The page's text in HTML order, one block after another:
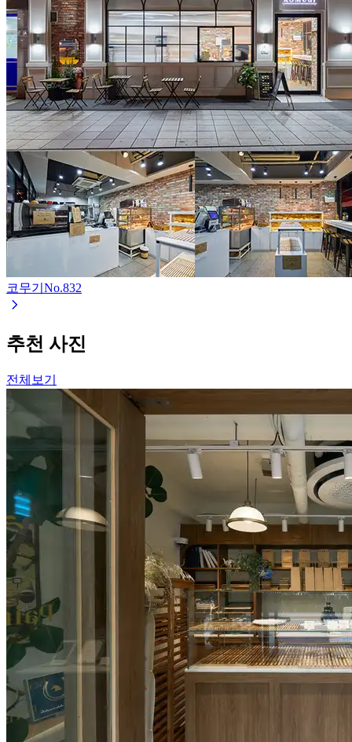
코무기 No.832
추천 사진
전체보기